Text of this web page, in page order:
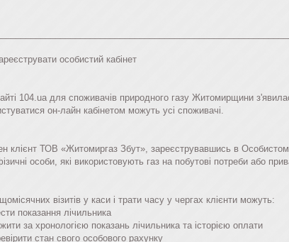
особистий кабінет
104.ua для споживачів природного газу Житомирщини
он-лайн кабінетом можуть усі споживачі.
клієнт ТОВ «Житомиргаз Збут», зареєструвавшись в
особи, які використовують газ на побутові потреби або
візитів у каси і трати часу у чергах клієнти можуть:
показання лічильника
за хронологією показань лічильника та історією оплати
стан свого особового рахунку